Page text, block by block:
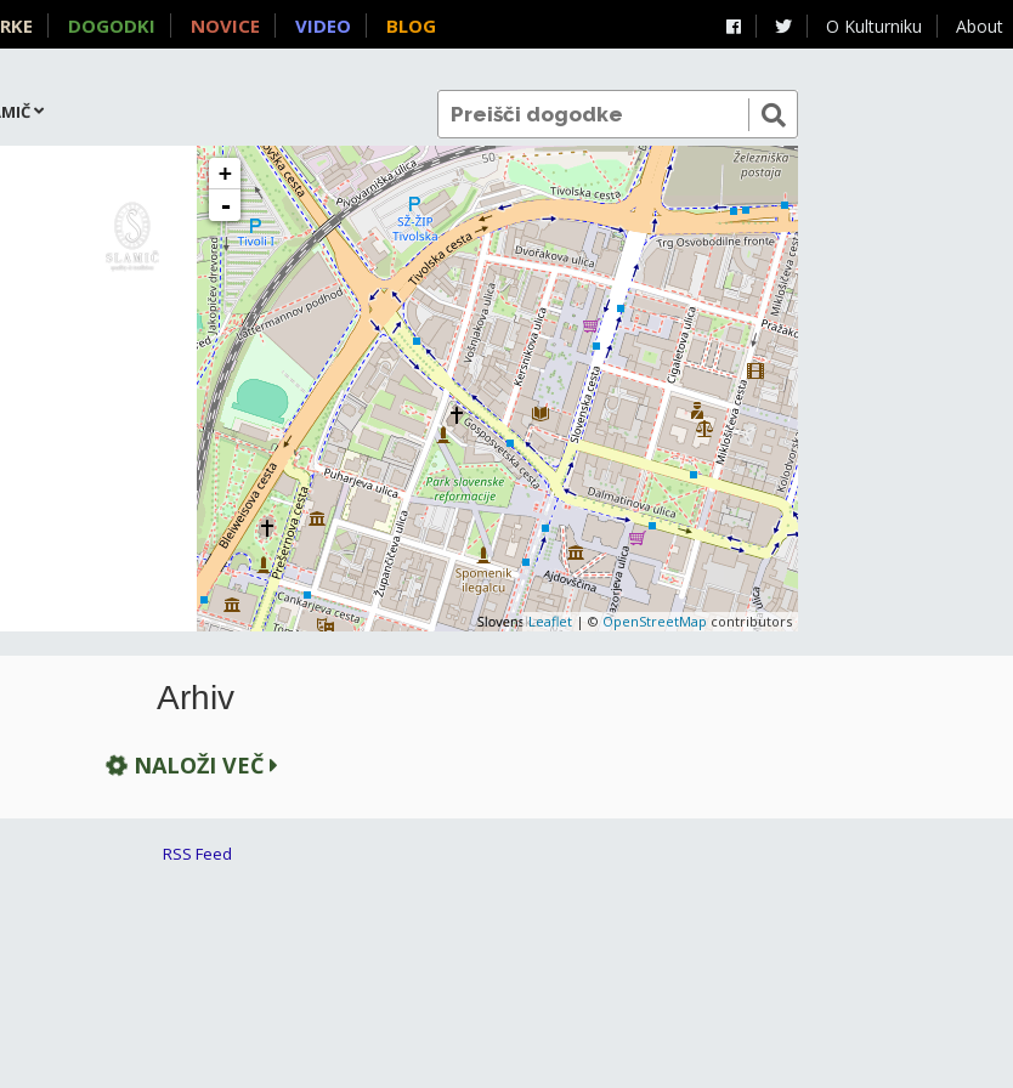
O Kulturniku About
DOGODKI NOVICE VIDEO BLOG
+
-
Leaflet | © OpenStreetMap contributors
Arhiv
NALOŽI VEČ
RSS Feed